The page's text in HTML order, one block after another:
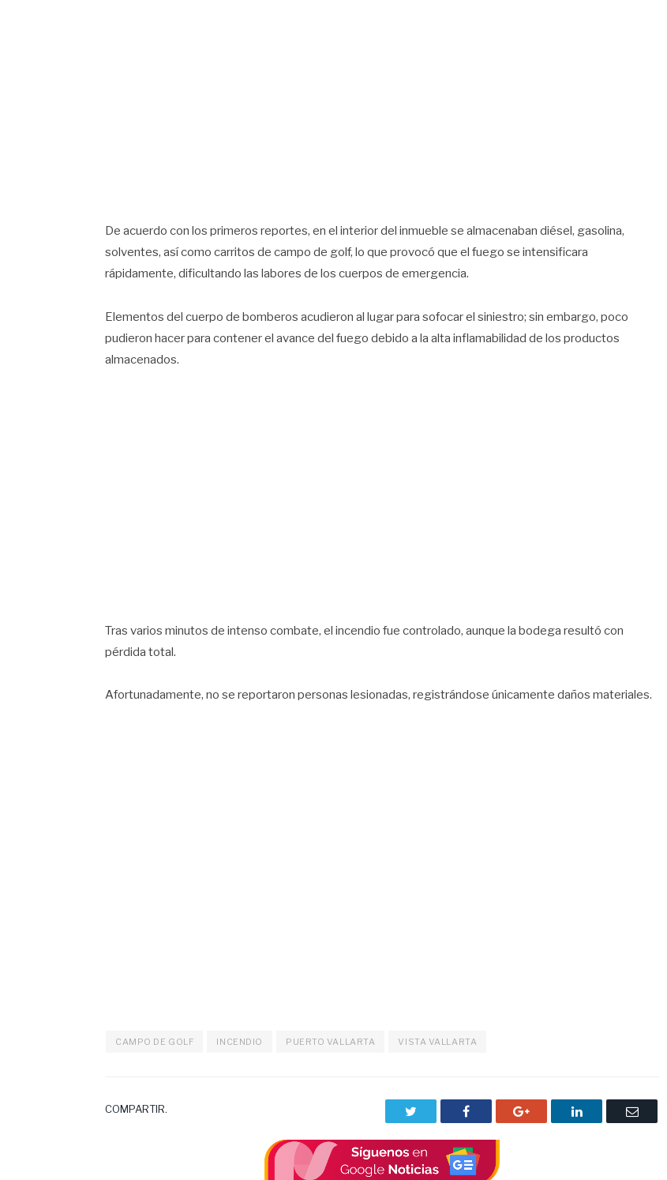
De acuerdo con los primeros reportes, en el interior del inmueble se almacenaban diésel, gasolina,
solventes, así como carritos de campo de golf, lo que provocó que el fuego se intensificara
rápidamente, dificultando las labores de los cuerpos de emergencia.
Elementos del cuerpo de bomberos acudieron al lugar para sofocar el siniestro; sin embargo, poco
pudieron hacer para contener el avance del fuego debido a la alta inflamabilidad de los productos
almacenados.
Tras varios minutos de intenso combate, el incendio fue controlado, aunque la bodega resultó con
pérdida total.
Afortunadamente, no se reportaron personas lesionadas, registrándose únicamente daños materiales.
CAMPO DE GOLF INCENDIO PUERTO VALLARTA VISTA VALLARTA
COMPARTIR. Facebook Google+ LinkedIn
Correo